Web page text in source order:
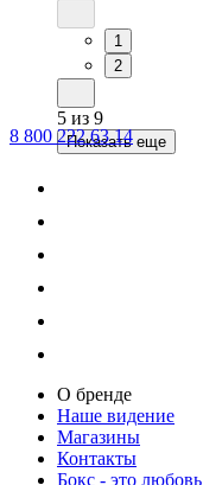
1
2
5 из 9
Показать еще
8 800 222 63 14
О бренде
Наше видение
Магазины
Контакты
Бокс - это любовь